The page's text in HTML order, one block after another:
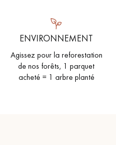
ENVIRONNEMENT
Agissez pour la reforestation
de nos forêts, 1 parquet
acheté = 1 arbre planté